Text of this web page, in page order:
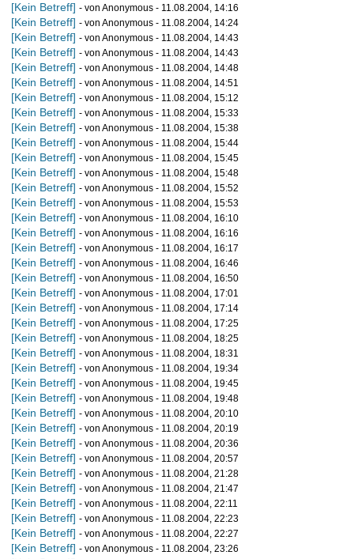
[Kein Betreff] - von Anonymous - 11.08.2004, 14:16
[Kein Betreff] - von Anonymous - 11.08.2004, 14:24
[Kein Betreff] - von Anonymous - 11.08.2004, 14:43
[Kein Betreff] - von Anonymous - 11.08.2004, 14:43
[Kein Betreff] - von Anonymous - 11.08.2004, 14:48
[Kein Betreff] - von Anonymous - 11.08.2004, 14:51
[Kein Betreff] - von Anonymous - 11.08.2004, 15:12
[Kein Betreff] - von Anonymous - 11.08.2004, 15:33
[Kein Betreff] - von Anonymous - 11.08.2004, 15:38
[Kein Betreff] - von Anonymous - 11.08.2004, 15:44
[Kein Betreff] - von Anonymous - 11.08.2004, 15:45
[Kein Betreff] - von Anonymous - 11.08.2004, 15:48
[Kein Betreff] - von Anonymous - 11.08.2004, 15:52
[Kein Betreff] - von Anonymous - 11.08.2004, 15:53
[Kein Betreff] - von Anonymous - 11.08.2004, 16:10
[Kein Betreff] - von Anonymous - 11.08.2004, 16:16
[Kein Betreff] - von Anonymous - 11.08.2004, 16:17
[Kein Betreff] - von Anonymous - 11.08.2004, 16:46
[Kein Betreff] - von Anonymous - 11.08.2004, 16:50
[Kein Betreff] - von Anonymous - 11.08.2004, 17:01
[Kein Betreff] - von Anonymous - 11.08.2004, 17:14
[Kein Betreff] - von Anonymous - 11.08.2004, 17:25
[Kein Betreff] - von Anonymous - 11.08.2004, 18:25
[Kein Betreff] - von Anonymous - 11.08.2004, 18:31
[Kein Betreff] - von Anonymous - 11.08.2004, 19:34
[Kein Betreff] - von Anonymous - 11.08.2004, 19:45
[Kein Betreff] - von Anonymous - 11.08.2004, 19:48
[Kein Betreff] - von Anonymous - 11.08.2004, 20:10
[Kein Betreff] - von Anonymous - 11.08.2004, 20:19
[Kein Betreff] - von Anonymous - 11.08.2004, 20:36
[Kein Betreff] - von Anonymous - 11.08.2004, 20:57
[Kein Betreff] - von Anonymous - 11.08.2004, 21:28
[Kein Betreff] - von Anonymous - 11.08.2004, 21:47
[Kein Betreff] - von Anonymous - 11.08.2004, 22:11
[Kein Betreff] - von Anonymous - 11.08.2004, 22:23
[Kein Betreff] - von Anonymous - 11.08.2004, 22:27
[Kein Betreff] - von Anonymous - 11.08.2004, 23:26